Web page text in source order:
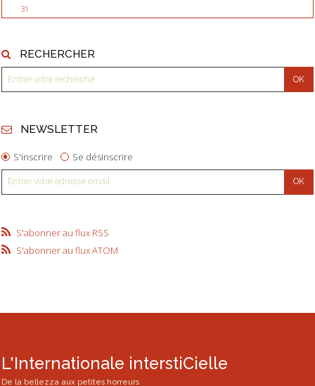
31
RECHERCHER
NEWSLETTER
S'inscrire Se désinscrire
S'abonner au flux RSS
S'abonner au flux ATOM
L'Internationale interstiCielle
De la bellezza aux petites horreurs